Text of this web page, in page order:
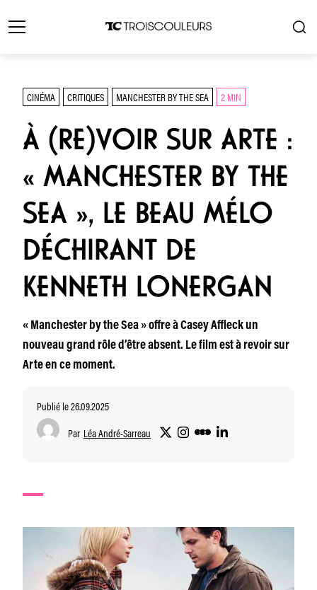
CINÉMA CRITIQUES MANCHESTER BY THE SEA 2 MIN
À (RE)VOIR SUR ARTE :
« MANCHESTER BY THE
SEA », LE BEAU MÉLO
DÉCHIRANT DE
KENNETH LONERGAN
« Manchester by the Sea » offre à Casey Affleck un
nouveau grand rôle d’être absent. Le film est à revoir sur
Arte en ce moment.
Publié le 26.09.2025
Par Léa André-Sarreau